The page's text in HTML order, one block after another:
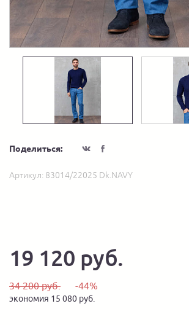
Поделиться:
Артикул: 83014/22025 Dk.NAVY
19 120 руб.
34 200 руб. -44%
экономия 15 080 руб.